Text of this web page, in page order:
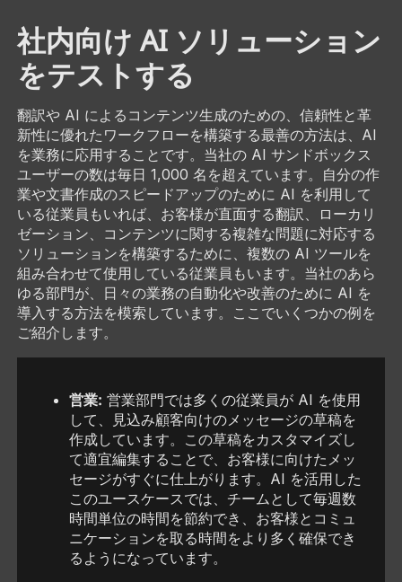
社内向け AI ソリューション
をテストする
翻訳や AI によるコンテンツ生成のための、信頼性と革
新性に優れたワークフローを構築する最善の方法は、AI
を業務に応用することです。当社の AI サンドボックス
ユーザーの数は毎日 1,000 名を超えています。自分の作
業や文書作成のスピードアップのために AI を利用して
いる従業員もいれば、お客様が直面する翻訳、ローカリ
ゼーション、コンテンツに関する複雑な問題に対応する
ソリューションを構築するために、複数の AI ツールを
組み合わせて使用している従業員もいます。当社のあら
ゆる部門が、日々の業務の自動化や改善のために AI を
導入する方法を模索しています。ここでいくつかの例を
ご紹介します。
営業: 営業部門では多くの従業員が AI を使用
して、見込み顧客向けのメッセージの草稿を
作成しています。この草稿をカスタマイズし
て適宜編集することで、お客様に向けたメッ
セージがすぐに仕上がります。AI を活用した
このユースケースでは、チームとして毎週数
時間単位の時間を節約でき、お客様とコミュ
ニケーションを取る時間をより多く確保でき
るようになっています。